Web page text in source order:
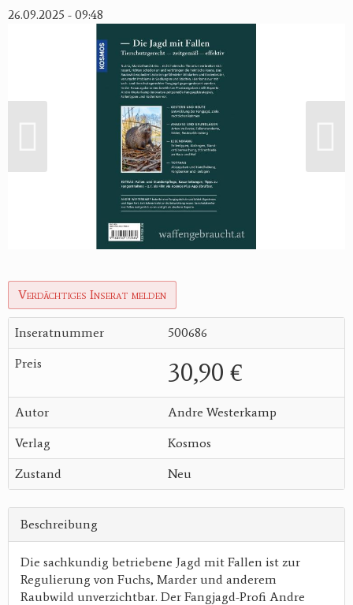
26.09.2025 - 09:48
Verdächtiges Inserat melden
Inseratnummer 500686
Preis 30,90 €
Autor Andre Westerkamp
Verlag Kosmos
Zustand Neu
Beschreibung
Die sachkundig betriebene Jagd mit Fallen ist zur
Regulierung von Fuchs, Marder und anderem
Raubwild unverzichtbar. Der Fangjagd-Profi Andre